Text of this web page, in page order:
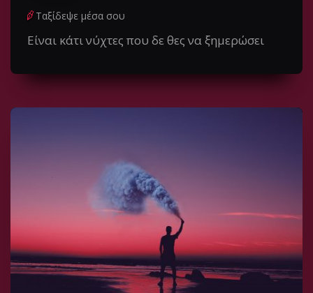
Ταξίδεψε μέσα σου
Είναι κάτι νύχτες που δε θες να ξημερώσει